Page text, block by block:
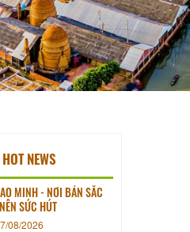
HOT NEWS
MINH - NƠI BẢN SẮC
SỨC HÚT
08/2026